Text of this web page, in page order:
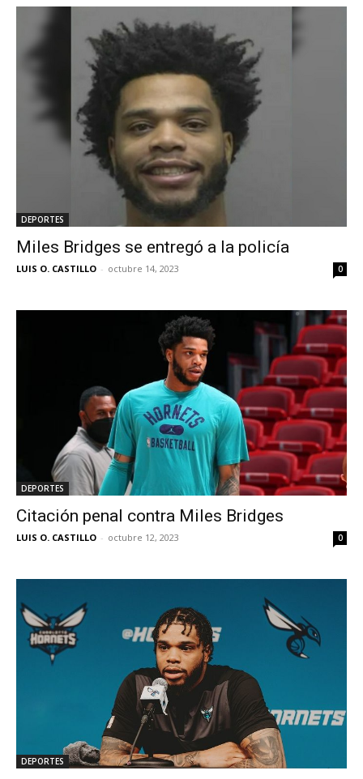
DEPORTES
Miles Bridges se entregó a la policía
LUIS O. CASTILLO - octubre 14, 2023 0
DEPORTES
Citación penal contra Miles Bridges
LUIS O. CASTILLO - octubre 12, 2023 0
DEPORTES